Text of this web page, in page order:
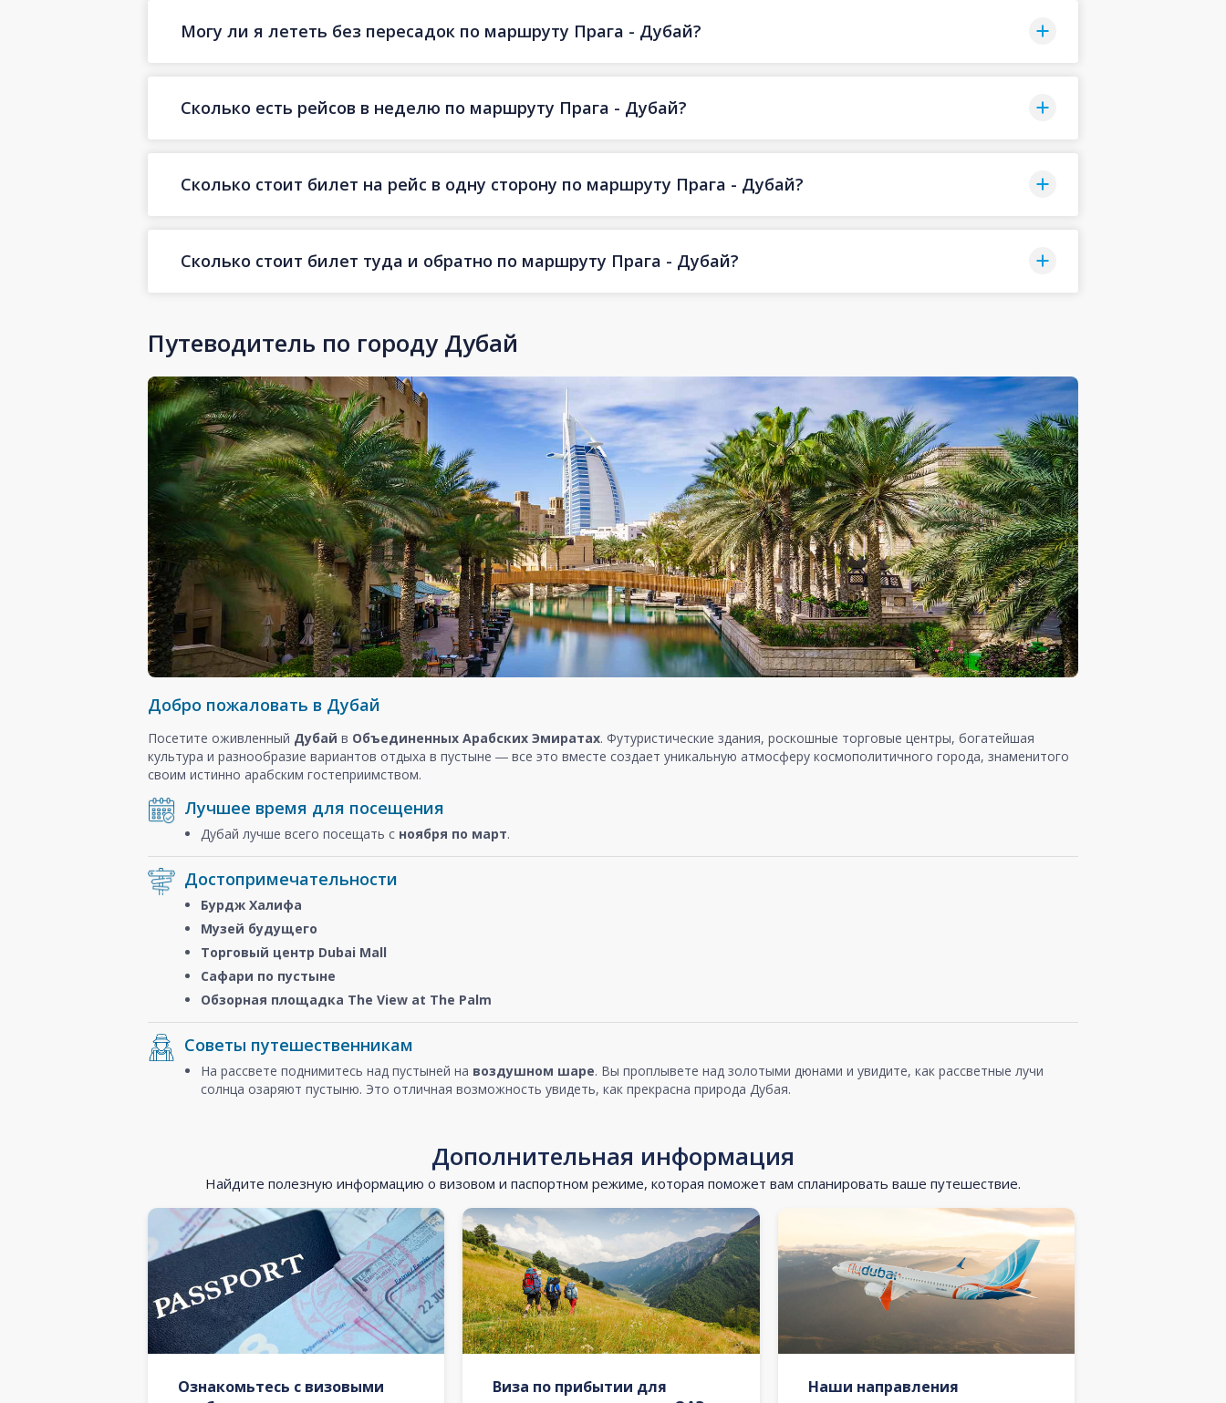
Могу ли я лететь без пересадок по маршруту Прага - Дубай?
Сколько есть рейсов в неделю по маршруту Прага - Дубай?
Сколько стоит билет на рейс в одну сторону по маршруту Прага - Дубай?
Сколько стоит билет туда и обратно по маршруту Прага - Дубай?
Путеводитель по городу Дубай
Добро пожаловать в Дубай
Посетите оживленный Дубай в Объединенных Арабских Эмиратах. Футуристические здания, роскошные торговые центры, богатейшая
культура и разнообразие вариантов отдыха в пустыне ― все это вместе создает уникальную атмосферу космополитичного города, знаменитого
своим истинно арабским гостеприимством.
Лучшее время для посещения
Дубай лучше всего посещать с ноября по март.
Достопримечательности
Бурдж Халифа
Музей будущего
Торговый центр Dubai Mall
Сафари по пустыне
Обзорная площадка The View at The Palm
Советы путешественникам
На рассвете поднимитесь над пустыней на воздушном шаре. Вы проплывете над золотыми дюнами и увидите, как рассветные лучи
солнца озаряют пустыню. Это отличная возможность увидеть, как прекрасна природа Дубая.
Дополнительная информация
Найдите полезную информацию о визовом и паспортном режиме, которая поможет вам спланировать ваше путешествие.
Ознакомьтесь с визовыми
Виза по прибытии для
Наши направления